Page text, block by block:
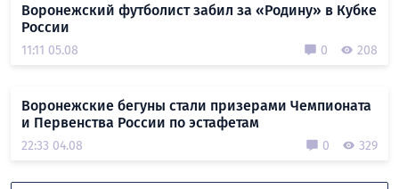
Воронежский футболист забил за «Родину» в Кубке
России
11:11 05.08 0 208
Воронежские бегуны стали призерами Чемпионата
и Первенства России по эстафетам
22:33 04.08 0 329